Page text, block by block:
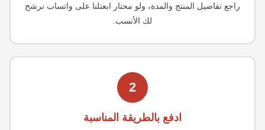
راجع تفاصيل المنتج والمدة، ولو محتار ابعتلنا على واتساب نرشح
لك الأنسب.
2
ادفع بالطريقة المناسبة